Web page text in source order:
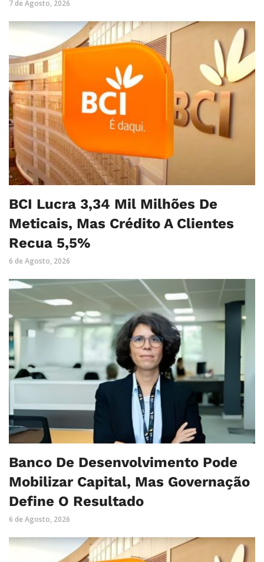
7 de Agosto, 2026
BCI Lucra 3,34 Mil Milhões De
Meticais, Mas Crédito A Clientes
Recua 5,5%
6 de Agosto, 2026
Banco De Desenvolvimento Pode
Mobilizar Capital, Mas Governação
Define O Resultado
6 de Agosto, 2026